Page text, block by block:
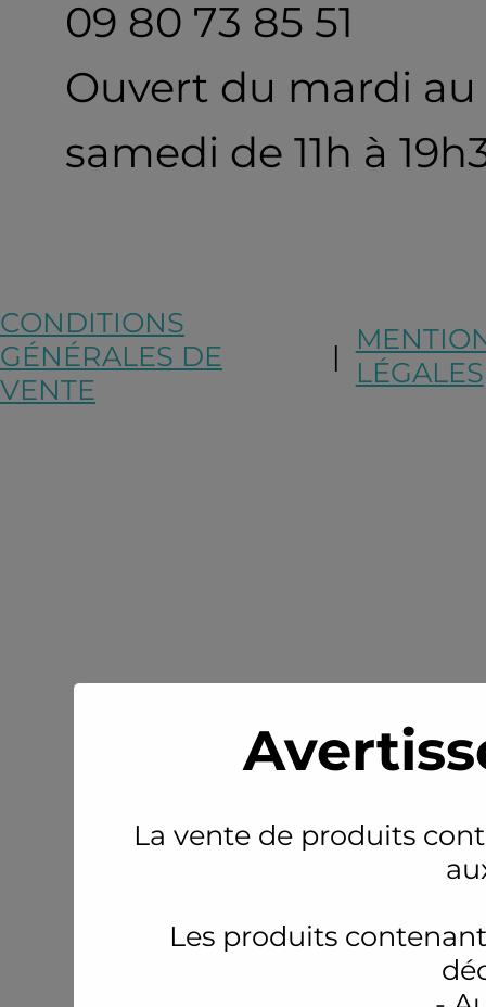
La vente de produits
Les produits
09 80 73 85 51
Ouvert du mardi au
samedi de 11h à
CONDITIONS
GÉNÉRALES DE
VENTE
|LÉGALES